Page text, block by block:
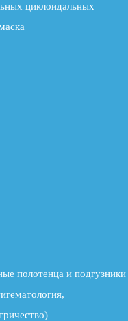
циклоидальных
полотенца и подгузники